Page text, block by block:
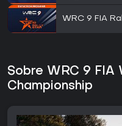
WRC 9 FIA
Sobre WRC 9 FIA
Championship